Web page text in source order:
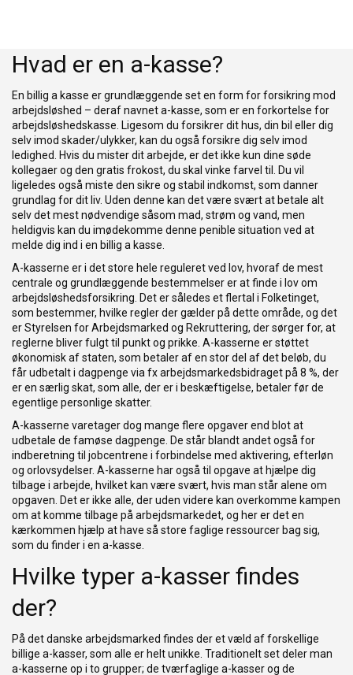
Hvad er en a-kasse?
En billig a kasse er grundlæggende set en form for forsikring mod
arbejdsløshed – deraf navnet a-kasse, som er en forkortelse for
arbejdsløshedskasse. Ligesom du forsikrer dit hus, din bil eller dig
selv imod skader/ulykker, kan du også forsikre dig selv imod
ledighed. Hvis du mister dit arbejde, er det ikke kun dine søde
kollegaer og den gratis frokost, du skal vinke farvel til. Du vil
ligeledes også miste den sikre og stabil indkomst, som danner
grundlag for dit liv. Uden denne kan det være svært at betale alt
selv det mest nødvendige såsom mad, strøm og vand, men
heldigvis kan du imødekomme denne penible situation ved at
melde dig ind i en billig a kasse.
A-kasserne er i det store hele reguleret ved lov, hvoraf de mest
centrale og grundlæggende bestemmelser er at finde i lov om
arbejdsløshedsforsikring. Det er således et flertal i Folketinget,
som bestemmer, hvilke regler der gælder på dette område, og det
er Styrelsen for Arbejdsmarked og Rekruttering, der sørger for, at
reglerne bliver fulgt til punkt og prikke. A-kasserne er støttet
økonomisk af staten, som betaler af en stor del af det beløb, du
får udbetalt i dagpenge via fx arbejdsmarkedsbidraget på 8 %, der
er en særlig skat, som alle, der er i beskæftigelse, betaler før de
egentlige personlige skatter.
A-kasserne varetager dog mange flere opgaver end blot at
udbetale de famøse dagpenge. De står blandt andet også for
indberetning til jobcentrene i forbindelse med aktivering, efterløn
og orlovsydelser. A-kasserne har også til opgave at hjælpe dig
tilbage i arbejde, hvilket kan være svært, hvis man står alene om
opgaven. Det er ikke alle, der uden videre kan overkomme kampen
om at komme tilbage på arbejdsmarkedet, og her er det en
kærkommen hjælp at have så store faglige ressourcer bag sig,
som du finder i en a-kasse.
Hvilke typer a-kasser findes
der?
På det danske arbejdsmarked findes der et væld af forskellige
billige a-kasser, som alle er helt unikke. Traditionelt set deler man
a-kasserne op i to grupper; de tværfaglige a-kasser og de